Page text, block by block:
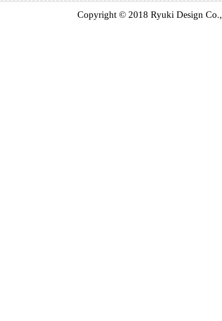
Copyright © 2018 Ryuki Design